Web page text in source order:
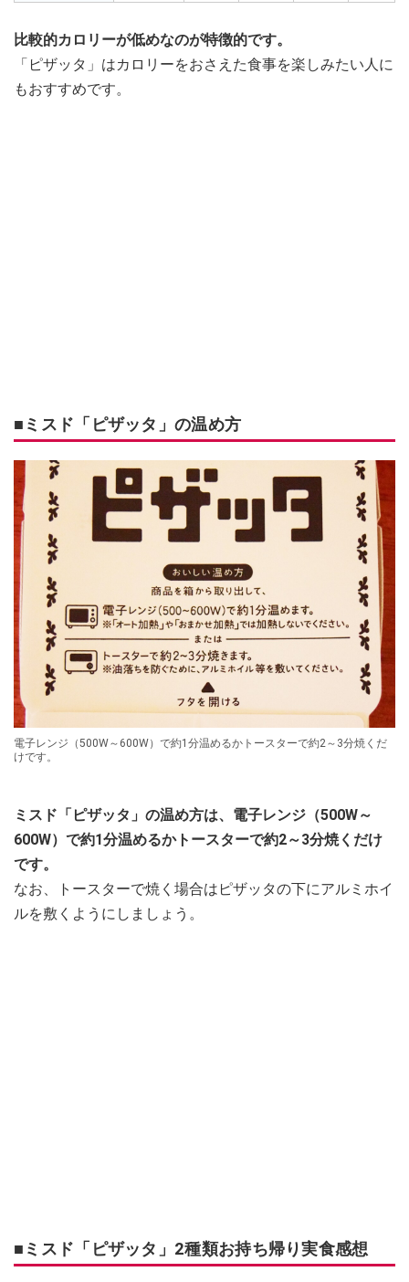
比較的カロリーが低めなのが特徴的です。
「ピザッタ」はカロリーをおさえた食事を楽しみたい人に
もおすすめです。
■ミスド「ピザッタ」の温め方
電子レンジ（500W～600W）で約1分温めるかトースターで約2～3分焼くだ
けです。
ミスド「ピザッタ」の温め方は、電子レンジ（500W～
600W）で約1分温めるかトースターで約2～3分焼くだけ
です。
なお、トースターで焼く場合はピザッタの下にアルミホイ
ルを敷くようにしましょう。
■ミスド「ピザッタ」2種類お持ち帰り実食感想